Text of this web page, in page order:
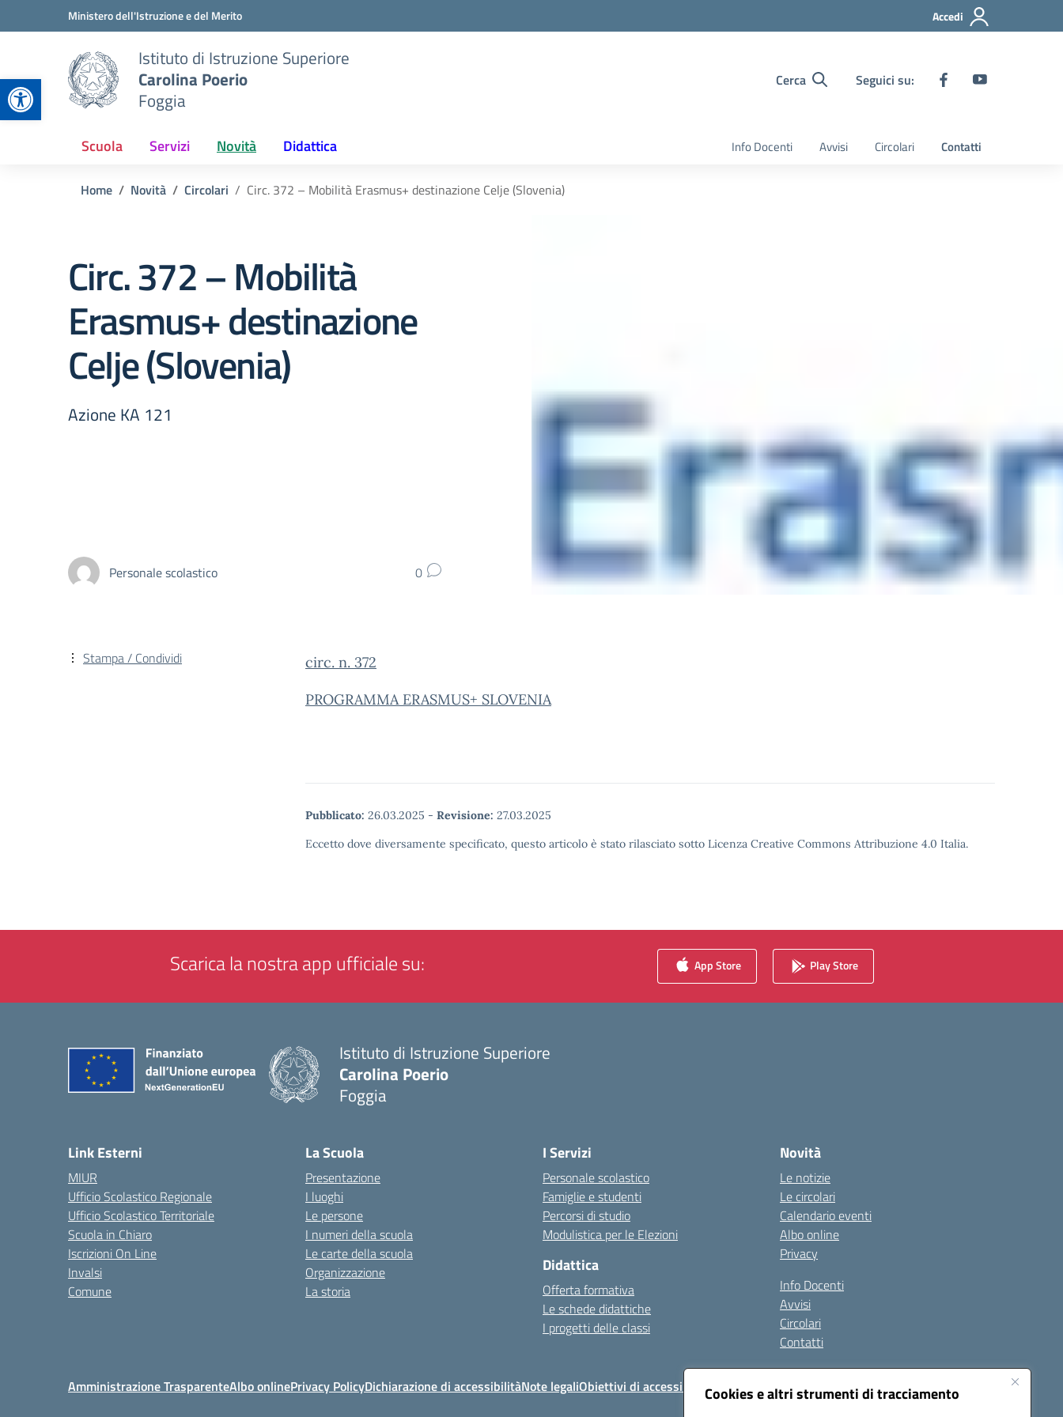
Apri la barra degli strumenti
Cookies e altri strumenti di tracciamento
Vai ai contenuti
Vai al menu di navigazioneMinistero dell'Istruzione e del Merito Accedi
Istituto di Istruzione Superiore
Carolina Poerio
Foggia
Cerca Seguici su:
Scuola Servizi Novità Didattica Info Docenti Avvisi Circolari Contatti
Home Novità Circolari Circ. 372 – Mobilità Erasmus+ destinazione Celje (Slovenia)
Circ. 372 – Mobilità
Erasmus+ destinazione
Celje (Slovenia)
Azione KA 121
Personale scolastico 0
circ. n. 372
PROGRAMMA ERASMUS+ SLOVENIA
Pubblicato: 26.03.2025 - Revisione: 27.03.2025
Eccetto dove diversamente specificato, questo articolo è stato rilasciato sotto Licenza Creative Commons Attribuzione 4.0 Italia.
Stampa / Condividi
Scarica la nostra app ufficiale su: App Store Play Store
Istituto di Istruzione Superiore
Carolina Poerio
Foggia
Link Esterni
MIUR
Ufficio Scolastico Regionale
Ufficio Scolastico Territoriale
Scuola in Chiaro
Iscrizioni On Line
Invalsi
Comune
La Scuola
Presentazione
I luoghi
Le persone
I numeri della scuola
Le carte della scuola
Organizzazione
La storia
I Servizi
Personale scolastico
Famiglie e studenti
Percorsi di studio
Modulistica per le Elezioni
Didattica
Offerta formativa
Le schede didattiche
I progetti delle classi
Novità
Le notizie
Le circolari
Calendario eventi
Albo online
Privacy
Info Docenti
Avvisi
Circolari
Contatti
Amministrazione TrasparenteAlbo onlinePrivacy PolicyDichiarazione di accessibilitàNote legaliObiettivi di accessibilità Seguici su: